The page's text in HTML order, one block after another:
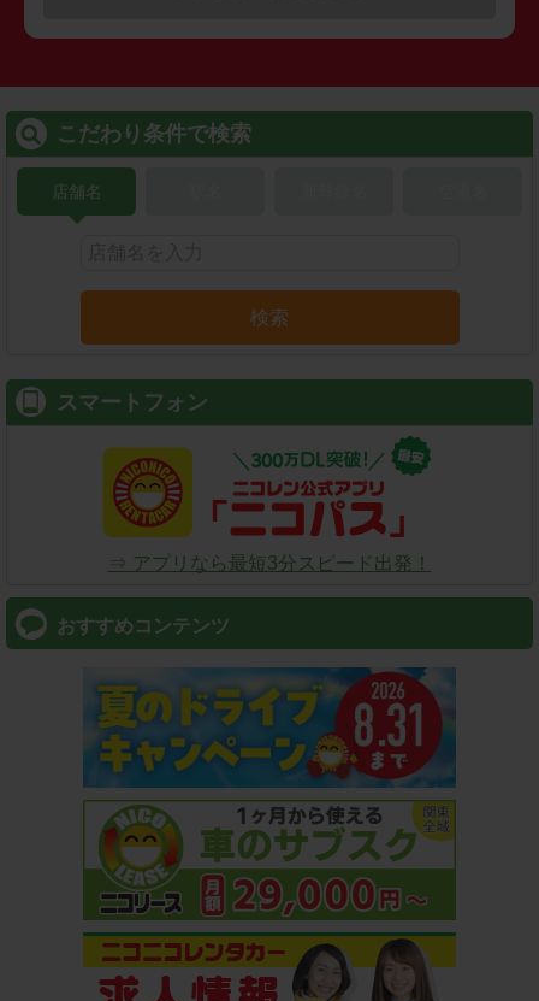
こだわり条件で検索
店舗名
検索
スマートフォン
⇒ アプリなら最短3分スピード出発！
おすすめコンテンツ